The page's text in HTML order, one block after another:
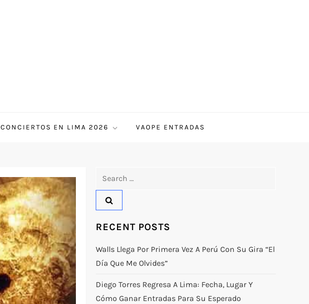
CONCIERTOS EN LIMA 2026 VAOPE ENTRADAS
RECENT POSTS
Walls Llega Por Primera Vez A Perú Con Su Gira “El
Día Que Me Olvides”
Diego Torres Regresa A Lima: Fecha, Lugar Y
Cómo Ganar Entradas Para Su Esperado